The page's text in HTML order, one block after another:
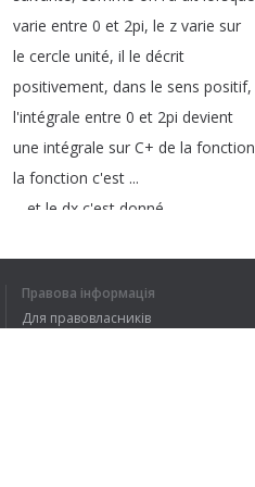
varie entre 0 et 2pi, le z varie sur
le cercle unité, il le décrit
positivement, dans le sens positif,
l'intégrale entre 0 et 2pi devient
une intégrale sur C+ de la fonction
la fonction c'est ...
et le dx c'est donné
bon,donc2/i c'est-2i
ça sort à l'extérieur de l'intégrale,
Правова інформація
Для правовласників